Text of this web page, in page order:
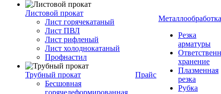
Листовой прокат
Лист горячекатаный
Лист ПВЛ
Лист рифленый
Лист холоднокатаный
Профнастил
Трубный прокат
Бесшовная
горячедеформированная
Прайс
Металлообработка
Резка
арматуры
хранение
Плазменная
резка
Рубка